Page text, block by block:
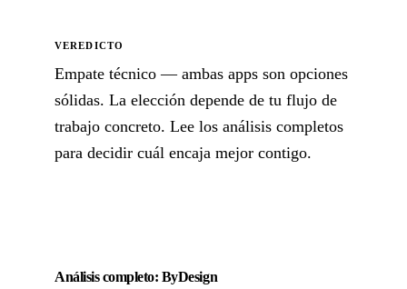
VEREDICTO
Empate técnico — ambas apps son opciones
sólidas. La elección depende de tu flujo de
trabajo concreto. Lee los análisis completos
para decidir cuál encaja mejor contigo.
Análisis completo: ByDesign